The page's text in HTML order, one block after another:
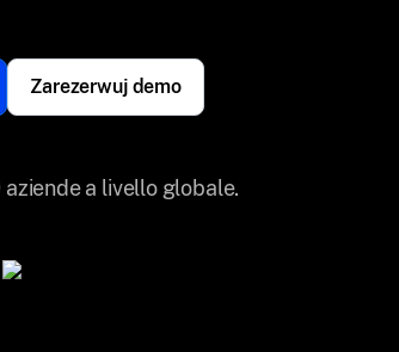
Zarezerwuj demo
a livello globale.